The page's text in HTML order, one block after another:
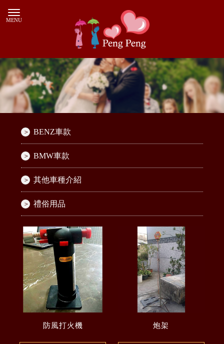
BENZ車款
BMW車款
其他車種介紹
禮俗用品
防風打火機 炮架